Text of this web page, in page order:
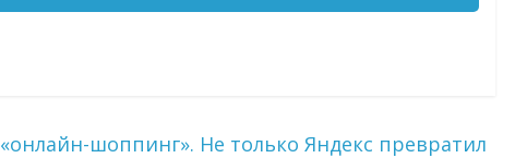
шоппинг». Не только Яндекс превратил